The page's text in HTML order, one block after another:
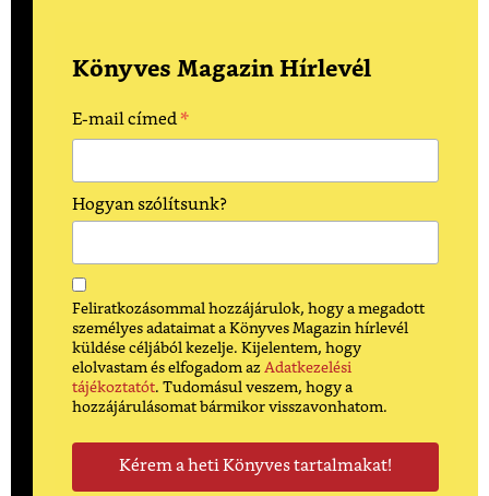
Könyves Magazin Hírlevél
E-mail címed *
Hogyan szólítsunk?
Feliratkozásommal hozzájárulok, hogy a megadott
személyes adataimat a Könyves Magazin hírlevél
küldése céljából kezelje. Kijelentem, hogy
elolvastam és elfogadom az Adatkezelési
tájékoztatót. Tudomásul veszem, hogy a
hozzájárulásomat bármikor visszavonhatom.